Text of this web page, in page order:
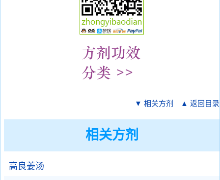
▼ 相关方剂 ▲ 返回目录
相关方剂
高良姜汤